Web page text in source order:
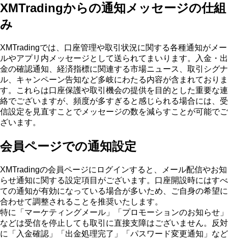
XMTradingからの通知メッセージの仕組
み
XMTradingでは、口座管理や取引状況に関する各種通知がメー
ルやアプリ内メッセージとして送られてまいります。入金・出
金の確認通知、経済指標に関連する市場ニュース、取引シグナ
ル、キャンペーン告知など多岐にわたる内容が含まれておりま
す。これらは口座保護や取引機会の提供を目的とした重要な連
絡でございますが、頻度が多すぎると感じられる場合には、受
信設定を見直すことでメッセージの数を減らすことが可能でご
ざいます。
会員ページでの通知設定
XMTradingの会員ページにログインすると、メール配信やお知
らせ通知に関する設定項目がございます。口座開設時にはすべ
ての通知が有効になっている場合が多いため、ご自身の希望に
合わせて調整されることを推奨いたします。
特に「マーケティングメール」「プロモーションのお知らせ」
などは受信を停止しても取引に直接支障はございません。反対
に「入金確認」「出金処理完了」「パスワード変更通知」など